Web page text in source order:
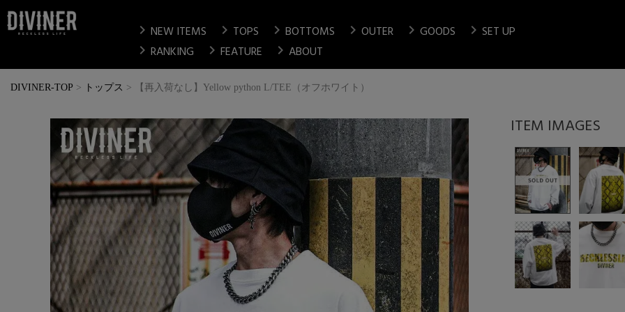
chevron_right NEW ITEMS chevron_right TOPS chevron_right BOTTOMS chevron_right OUTER chevron_right GOODS chevron_right SET UP
chevron_right RANKING chevron_right FEATURE chevron_right ABOUT
DIVINER-TOP トップス 【再入荷なし】Yellow python L/TEE（オフホワイト）